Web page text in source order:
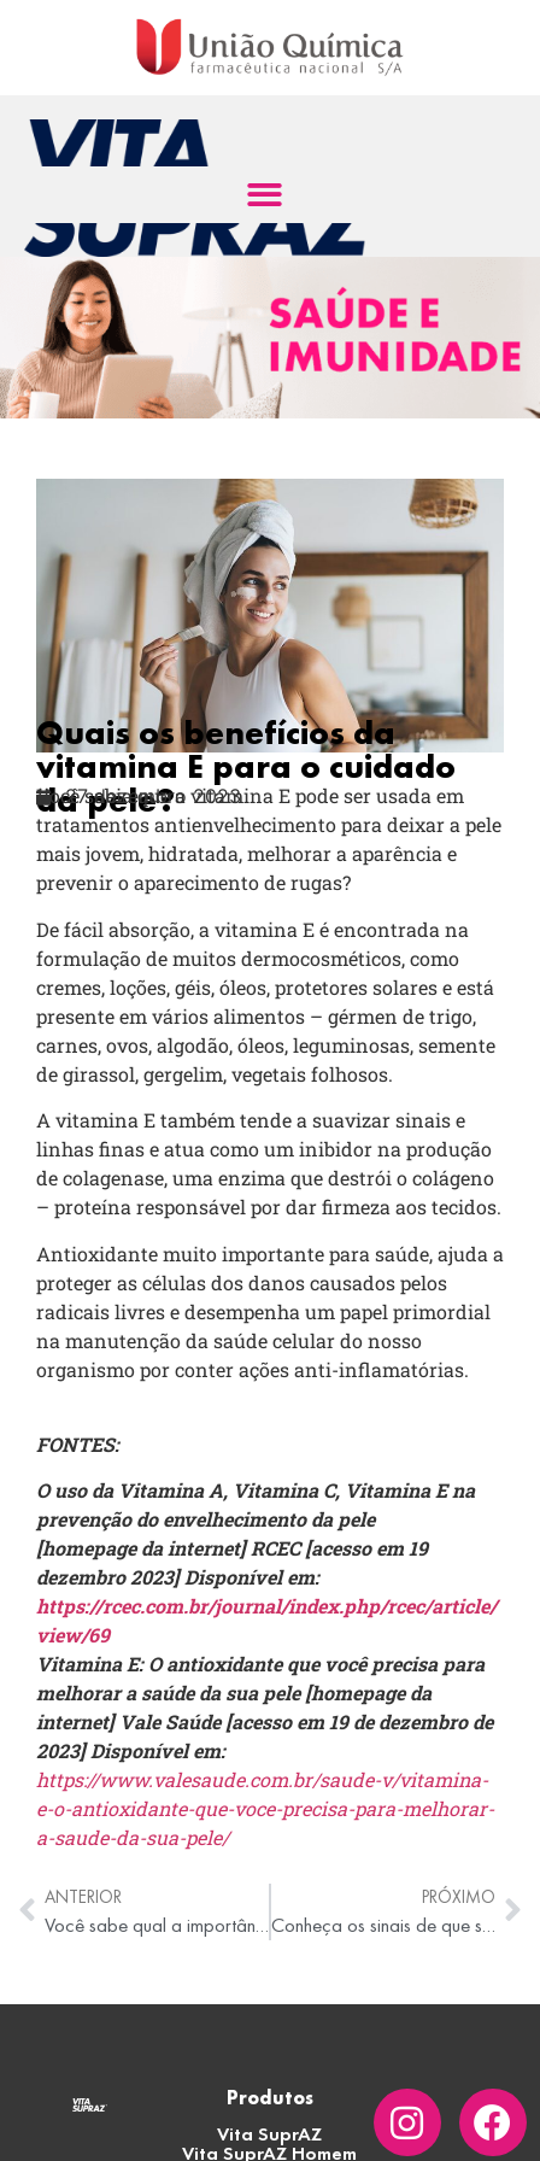
Quais os benefícios da
vitamina E para o cuidado
da pele?
27 dezembro 2023
Você sabia que a vitamina E pode ser usada em
tratamentos antienvelhecimento para deixar a pele
mais jovem, hidratada, melhorar a aparência e
prevenir o aparecimento de rugas?
De fácil absorção, a vitamina E é encontrada na
formulação de muitos dermocosméticos, como
cremes, loções, géis, óleos, protetores solares e está
presente em vários alimentos – gérmen de trigo,
carnes, ovos, algodão, óleos, leguminosas, semente
de girassol, gergelim, vegetais folhosos.
A vitamina E também tende a suavizar sinais e
linhas finas e atua como um inibidor na produção
de colagenase, uma enzima que destrói o colágeno
– proteína responsável por dar firmeza aos tecidos.
Antioxidante muito importante para saúde, ajuda a
proteger as células dos danos causados pelos
radicais livres e desempenha um papel primordial
na manutenção da saúde celular do nosso
organismo por conter ações anti-inflamatórias.
FONTES:
O uso da Vitamina A, Vitamina C, Vitamina E na
prevenção do envelhecimento da pele
[homepage da internet] RCEC [acesso em 19
dezembro 2023] Disponível em:
https://rcec.com.br/journal/index.php/rcec/article/
view/69
Vitamina E: O antioxidante que você precisa para
melhorar a saúde da sua pele [homepage da
internet] Vale Saúde [acesso em 19 de dezembro de
2023] Disponível em:
https://www.valesaude.com.br/saude-v/vitamina-
e-o-antioxidante-que-voce-precisa-para-melhorar-
a-saude-da-sua-pele/
ANTERIOR
Você sabe qual a importância da vitamina C para o crescimento das crianças?
PRÓXIMO
Conheça os sinais de que seu corpo precisa de vitaminas para ter mais energia e saúde
Produtos
Vita SuprAZ
Vita SuprAZ Homem